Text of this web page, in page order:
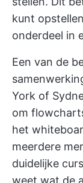
kunt
onderdeel in
Een van de
York of
om
het
meerdere
duidelijke
weet wat de